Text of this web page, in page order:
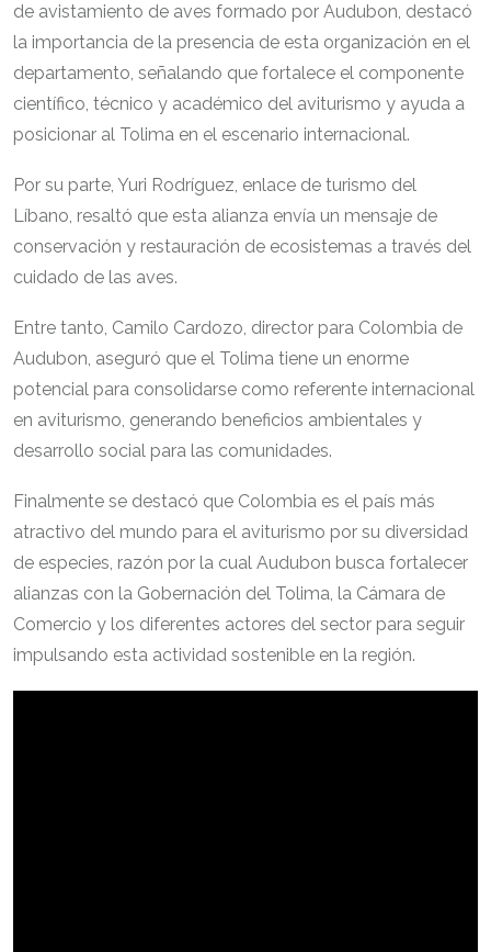
de avistamiento de aves formado por Audubon, destacó
la importancia de la presencia de esta organización en el
departamento, señalando que fortalece el componente
científico, técnico y académico del aviturismo y ayuda a
posicionar al Tolima en el escenario internacional.
Por su parte, Yuri Rodríguez, enlace de turismo del
Líbano, resaltó que esta alianza envía un mensaje de
conservación y restauración de ecosistemas a través del
cuidado de las aves.
Entre tanto, Camilo Cardozo, director para Colombia de
Audubon, aseguró que el Tolima tiene un enorme
potencial para consolidarse como referente internacional
en aviturismo, generando beneficios ambientales y
desarrollo social para las comunidades.
Finalmente se destacó que Colombia es el país más
atractivo del mundo para el aviturismo por su diversidad
de especies, razón por la cual Audubon busca fortalecer
alianzas con la Gobernación del Tolima, la Cámara de
Comercio y los diferentes actores del sector para seguir
impulsando esta actividad sostenible en la región.